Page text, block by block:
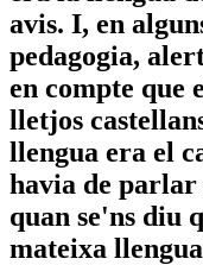
avis. I, en
pedagogia,
en compte que
lletjos
llengua era el
havia de parlar
quan se'ns diu
mateixa